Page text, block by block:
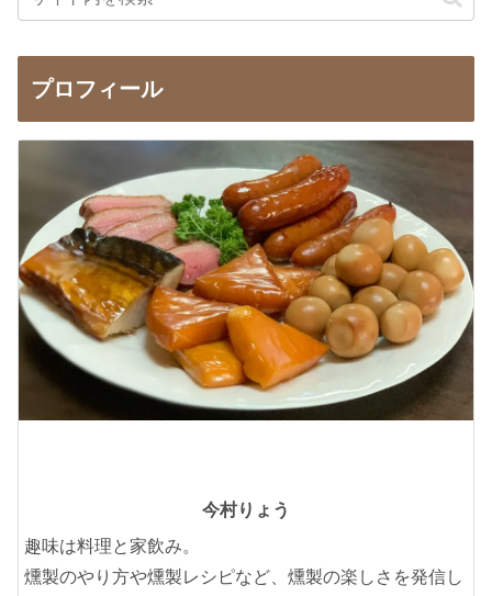
プロフィール
今村りょう
趣味は料理と家飲み。
燻製のやり方や燻製レシピなど、燻製の楽しさを発信し